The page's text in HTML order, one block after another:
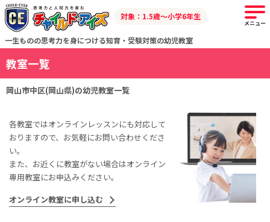
一生ものの思考力を身につける知育・受験対策の幼児教室
対象：1.5歳～小学6年生
メニュー
教室一覧
岡山市中区(岡山県)の幼児教室一覧
各教室ではオンラインレッスンにも対応して
おりますので、お気軽にお問い合わせくださ
い。
また、お近くに教室がない場合はオンライン
専用教室にお申込みください。
オンライン教室に申し込む